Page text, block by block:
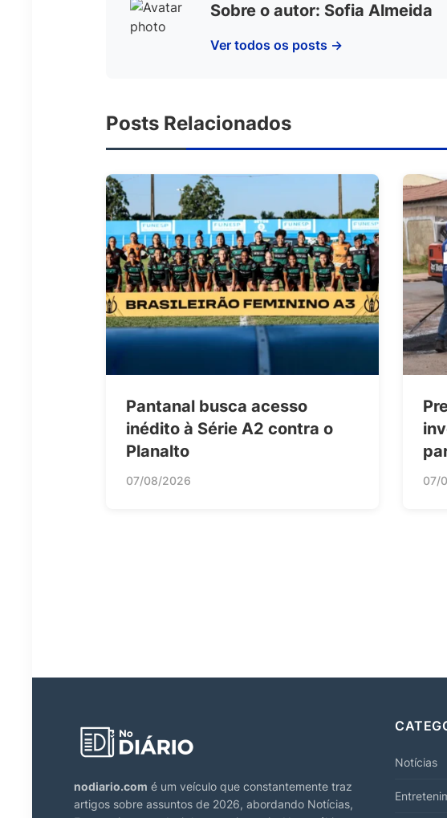
Sobre o autor: Sofia Almeida
Ver todos os posts →
Posts Relacionados
Pantanal busca acesso
inédito à Série A2 contra o
Planalto
07/08/2026 07/
nodiario.com é um veículo que constantemente traz
artigos sobre assuntos de 2026, abordando Notícias,
Notícias